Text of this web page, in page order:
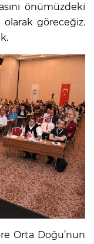
önümüzdeki
göreceğiz.
Orta Doğu’nun